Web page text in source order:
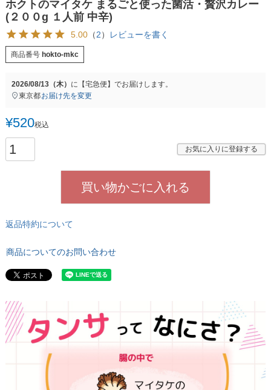
ホクトのマイタケ まるごと使った菌活・贅沢カレー
(２００g １人前 中辛)
5.00（2） レビューを書く
商品番号 hokto-mkc
2026/08/13（木） に 【宅急便】 でお届けします。
東京都お届け先を変更
¥520税込
お気に入りに登録する
買い物かごに入れる
返品特約について
商品についてのお問い合わせ